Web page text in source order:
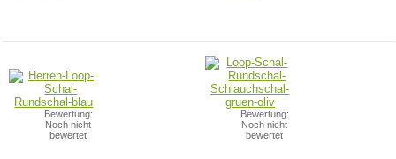
Bewertung:
Noch nicht
bewertet
Bewertung:
Noch nicht
bewertet